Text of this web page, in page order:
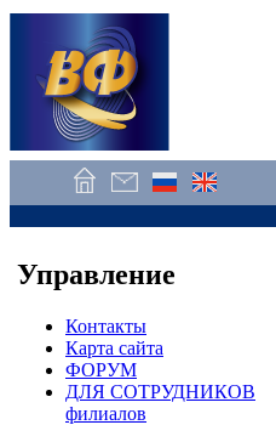
Управление
Контакты
Карта сайта
ФОРУМ
ДЛЯ СОТРУДНИКОВ
филиалов